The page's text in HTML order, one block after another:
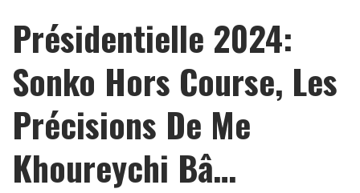
Présidentielle 2024:
Sonko Hors Course, Les
Précisions De Me
Khoureychi Bâ…